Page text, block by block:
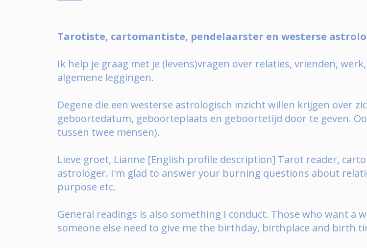
Tarotiste, cartomantiste, pendelaarster en westerse
Ik help je graag met je (levens)vragen over relaties, vrienden,
algemene leggingen.
Degene die een westerse astrologisch inzicht willen krijgen over
geboortedatum, geboorteplaats en geboortetijd door te geven.
tussen twee mensen).
Lieve groet, Lianne [English profile description] Tarot reader,
astrologer. I'm glad to answer your burning questions about
purpose etc.
General readings is also something I conduct. Those who want a
someone else need to give me the birthday, birthplace and birth